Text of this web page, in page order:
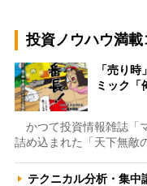
投資ノウハウ満載
「売り
ミック「
かつて投資情報雑誌「
詰め込まれた「天下無敵
テクニカル分析・集